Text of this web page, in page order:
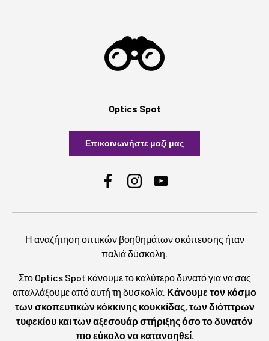
Optics Spot
Επικοινωνήστε μαζί μας
FacebookInstagramYouTube
Η αναζήτηση οπτικών βοηθημάτων σκόπευσης ήταν
παλιά δύσκολη.
Στο Optics Spot κάνουμε το καλύτερο δυνατό για να σας
απαλλάξουμε από αυτή τη δυσκολία. Κάνουμε τον κόσμο
των σκοπευτικών κόκκινης κουκκίδας, των διόπτρων
τυφεκίου και των αξεσουάρ στήριξης όσο το δυνατόν
πιο εύκολο να κατανοηθεί.